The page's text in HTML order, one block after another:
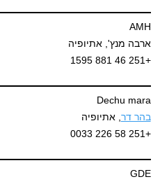
AMH
ארבה מנץ', אתיופיה
+251 46 881 1595
Dechu mara
בהר דר, אתיופיה
+251 58 226 0033
GDE